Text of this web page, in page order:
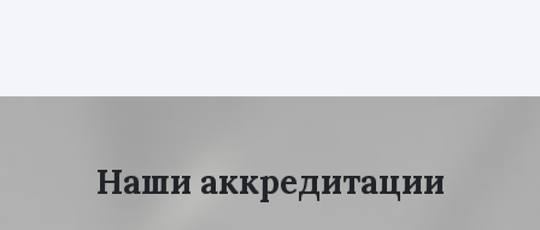
Наши аккредитации